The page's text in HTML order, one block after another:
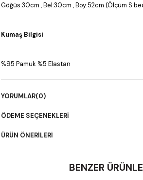
Göğüs:30cm , Bel:30cm , Boy:52cm (Ölçüm S
Kumaş Bilgisi
%95 Pamuk %5 Elastan
YORUMLAR(0)
ÖDEME SEÇENEKLERI
ÜRÜN ÖNERILERI
BENZER